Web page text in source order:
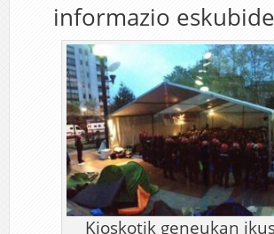
informazio
Kioskotik geneukan